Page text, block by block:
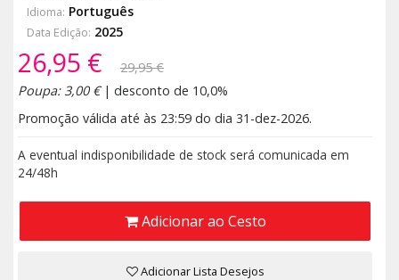
Idioma: Português
Data Edição: 2025
26,95 €
29,95 €
Poupa: 3,00 €| desconto de 10,0%
Promoção válida até às 23:59 do dia 31-dez-2026.
A eventual indisponibilidade de stock será comunicada em
24/48h
Adicionar ao Cesto
Adicionar Lista Desejos